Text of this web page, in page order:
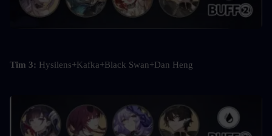
Tim 3: Hysilens+Kafka+Black Swan+Dan Heng